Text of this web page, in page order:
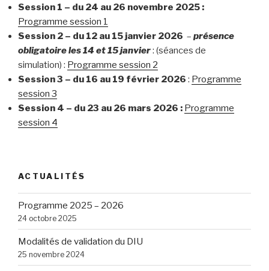
Session 1 – du 24 au 26 novembre 2025 :
Programme session 1
Session 2 – du 12 au 15 janvier 2026 – présence
obligatoireles 14 et 15 janvier: (séances de
simulation) : Programme session 2
Session 3 – du 16 au 19 février 2026 : Programme
session 3
Session 4 – du 23 au 26 mars 2026 : Programme
session 4
ACTUALITÉS
Programme 2025 – 2026
24 octobre 2025
Modalités de validation du DIU
25 novembre 2024